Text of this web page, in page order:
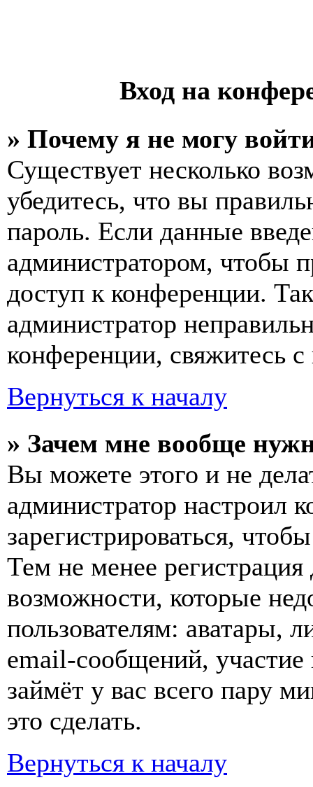
Вход на
» Почему я не могу
Существует несколько
убедитесь, что вы
пароль. Если данные
администратором, чтобы
доступ к конференции.
администратор
конференции, свяжитесь
Вернуться к началу
» Зачем мне вообще
Вы можете этого и не
администратор
зарегистрироваться,
Тем не менее
возможности, которые
пользователям: аватары,
email-сообщений, участие
займёт у вас всего пару
это сделать.
Вернуться к началу